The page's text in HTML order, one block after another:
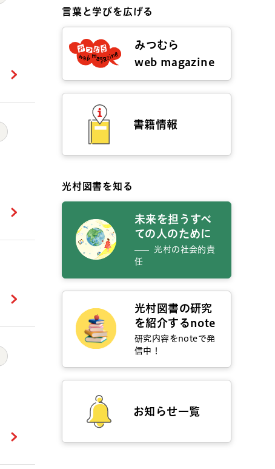
言葉と学びを広げる
みつむら
web magazine
書籍情報
光村図書を知る
未来を担うすべ
ての人のために
光村の社会的責
任
光村図書の研究
を紹介するnote
研究内容をnoteで発
信中！
お知らせ一覧